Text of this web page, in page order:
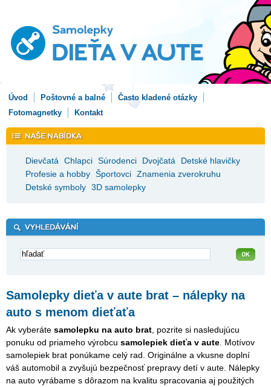
Úvod Poštovné a balné
Často kladené otázky
Fotomagnetky
Kontakt
Dievčatá Chlapci Súrodenci Dvojčatá
Detské hlavičky
Profesie a hobby Športovci Znamenia zverokruhu
Detské symboly 3D samolepky
Samolepky dieťa v aute brat – nálepky na
auto s menom dieťaťa
Ak vyberáte samolepku na auto brat , pozrite si nasledujúcu
ponuku od priameho výrobcu samolepiek dieťa v aute . Motívov
samolepiek brat ponúkame celý rad. Originálne a vkusne doplní
váš automobil a zvyšujú bezpečnosť prepravy detí v aute. Nálepky
na auto vyrábame s dôrazom na kvalitu spracovania aj použitých